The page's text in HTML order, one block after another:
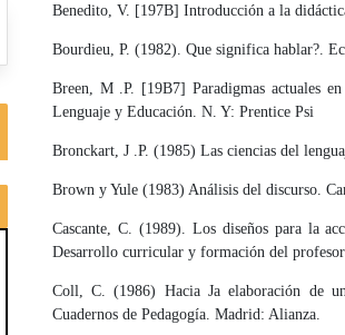
Benedito, V. [197B] Introducción a la
Bourdieu, P. (1982). Que significa hablar?.
Breen, M .P. [19B7] Paradigmas actuales
Lenguaje y Educación. N. Y: Prentice Psi
Bronckart, J .P. (1985) Las ciencias del
Brown y Yule (1983) Análisis del discurso.
Cascante, C. (1989). Los diseños para la
Desarrollo curricular y formación del
Coll, C. (1986) Hacia Ja elaboración de
Cuadernos de Pedagogía. Madrid: Alianza.